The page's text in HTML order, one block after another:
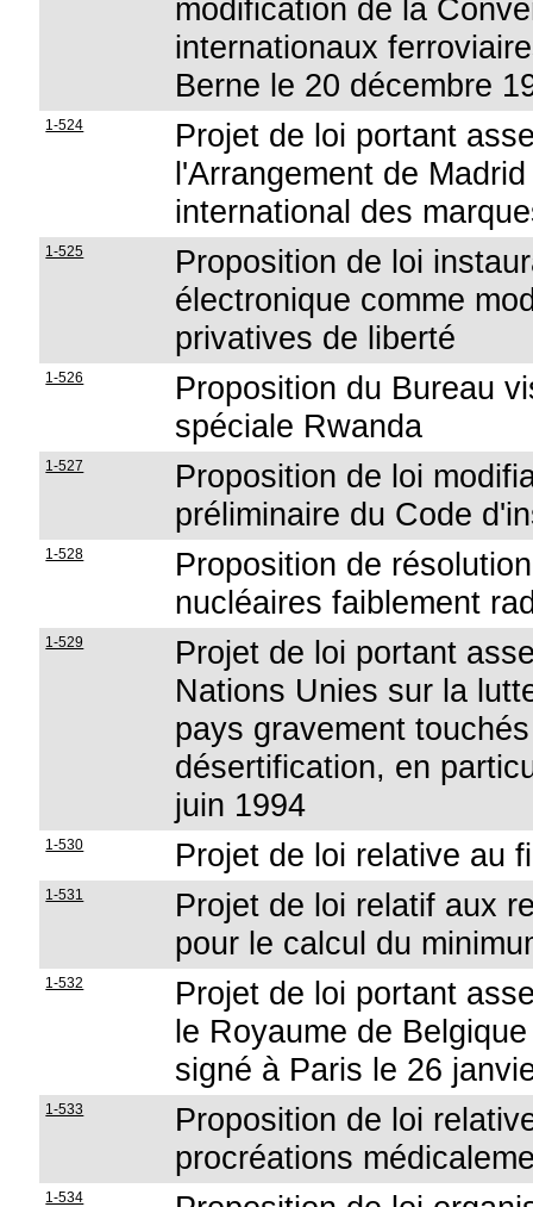
modification de la
internationaux
Berne le 20 décembre
1-524
Projet de loi portant
l'Arrangement de
international des
1-525
Proposition de loi
électronique comme
privatives de liberté
1-526
Proposition du Bureau
spéciale Rwanda
1-527
Proposition de loi
préliminaire du Code
1-528
Proposition de
nucléaires faiblement
1-529
Projet de loi portant
Nations Unies sur la
pays gravement
désertification, en
juin 1994
1-530 Projet de loi relative au
1-531
Projet de loi relatif aux
pour le calcul du
1-532
Projet de loi portant
le Royaume de
signé à Paris le 26
1-533
Proposition de loi
procréations
1-534